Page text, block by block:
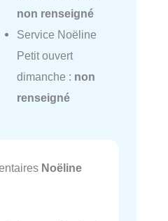
non renseigné
Service Noëline
Petit ouvert
dimanche : non
renseigné
Noëline